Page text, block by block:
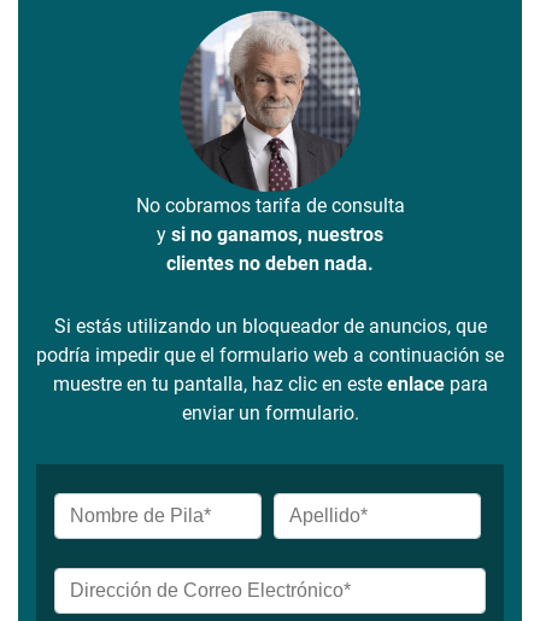
No cobramos tarifa de consulta
y si no ganamos, nuestros
clientes no deben nada.
Si estás utilizando un bloqueador de anuncios, que
podría impedir que el formulario web a continuación se
muestre en tu pantalla, haz clic en este enlacepara
enviar un formulario.